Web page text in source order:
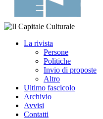
La rivista
Persone
Politiche
Invio di proposte
Altro
Ultimo fascicolo
Archivio
Avvisi
Contatti